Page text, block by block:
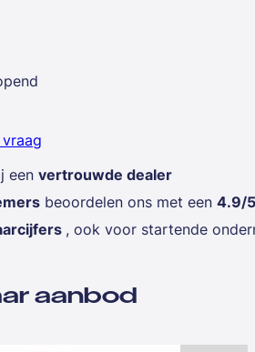
een vertrouwde dealer
beoordelen ons met een 4.9/5
, ook voor startende
aanbod